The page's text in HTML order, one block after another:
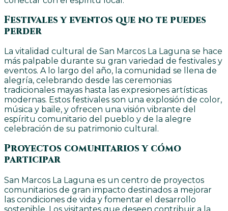
Festivales y eventos que no te puedes
perder
La vitalidad cultural de San Marcos La Laguna se hace
más palpable durante su gran variedad de festivales y
eventos. A lo largo del año, la comunidad se llena de
alegría, celebrando desde las ceremonias
tradicionales mayas hasta las expresiones artísticas
modernas. Estos festivales son una explosión de color,
música y baile, y ofrecen una visión vibrante del
espíritu comunitario del pueblo y de la alegre
celebración de su patrimonio cultural.
Proyectos comunitarios y cómo
participar
San Marcos La Laguna es un centro de proyectos
comunitarios de gran impacto destinados a mejorar
las condiciones de vida y fomentar el desarrollo